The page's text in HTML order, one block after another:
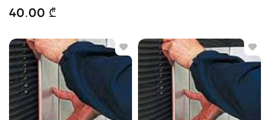
40.00 ₾